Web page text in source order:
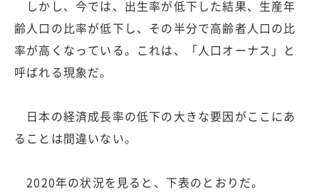
しかし、今では、出生率が低下した結果、生産年
齢人口の比率が低下し、その半分で高齢者人口の比
率が高くなっている。これは、「人口オーナス」と
呼ばれる現象だ。
日本の経済成長率の低下の大きな要因がここにあ
ることは間違いない。
2020年の状況を見ると、下表のとおりだ。